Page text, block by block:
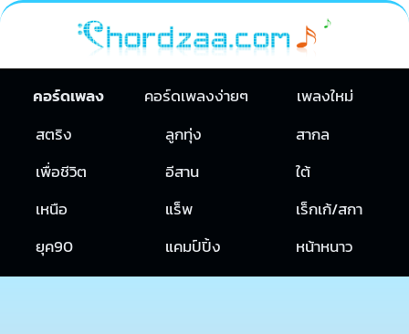
คอร์ดเพลง คอร์ดเพลงง่ายๆ
เพลงใหม่
สตริง
ลูกทุ่ง
สากล
เพื่อชีวิต
อีสาน
ใต้
เหนือ
แร็พ
เร็กเก้/สกา
ยุค90
แคมป์ปิ้ง หน้าหนาว